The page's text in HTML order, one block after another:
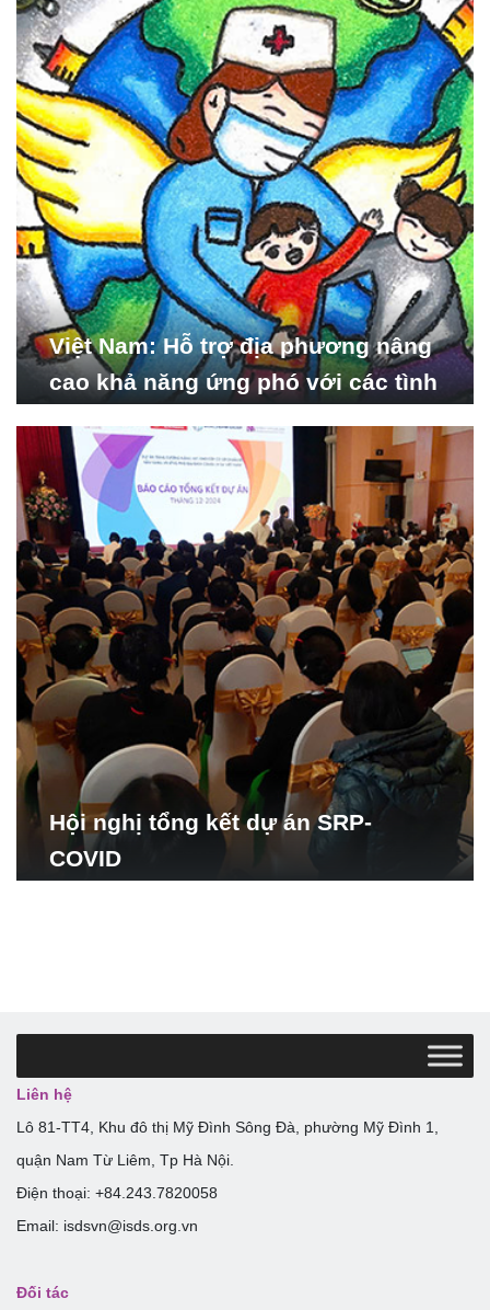
hội_ISDS)
Việt Nam: Hỗ trợ địa phương nâng
cao khả năng ứng phó với các tình
Hội nghị tổng kết dự án SRP-
COVID
Liên hệ
Lô 81-TT4, Khu đô thị Mỹ Đình Sông Đà, phường Mỹ Đình 1,
quận Nam Từ Liêm, Tp Hà Nội.
Điện thoại: +84.243.7820058
Email: isdsvn@isds.org.vn
Đối tác